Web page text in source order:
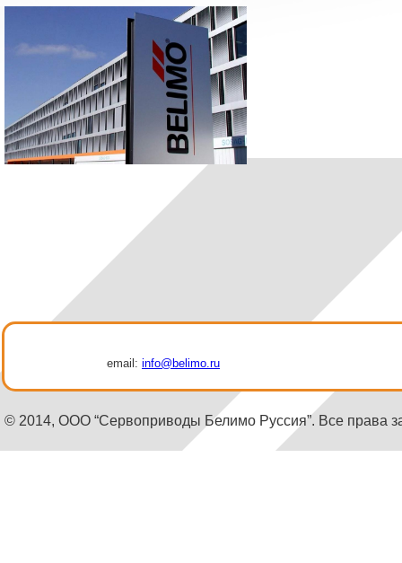
email: info@belimo.ru
© 2014, ООО “Сервоприводы Белимо Руссия”. Все права